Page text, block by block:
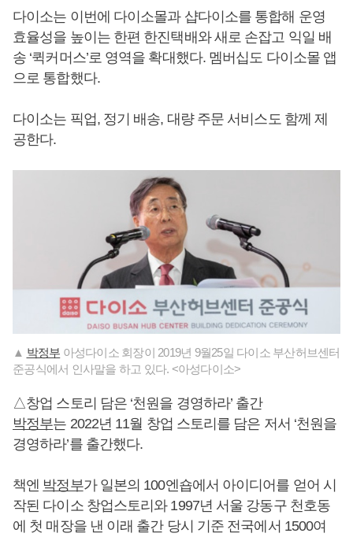
다이소는 이번에 다이소몰과 샵다이소를 통합해 운영
효율성을 높이는 한편 한진택배와 새로 손잡고 익일 배
송 ‘퀵커머스’로 영역을 확대했다. 멤버십도 다이소몰 앱
으로 통합했다.
다이소는 픽업, 정기 배송, 대량 주문 서비스도 함께 제
공한다.
▲ 박정부 아성다이소 회장이 2019년 9월25일 다이소 부산허브센터
준공식에서 인사말을 하고 있다. <아성다이소>
△창업 스토리 담은 ‘천원을 경영하라’ 출간
박정부는 2022년 11월 창업 스토리를 담은 저서 ‘천원을
경영하라’를 출간했다.
책엔 박정부가 일본의 100엔숍에서 아이디어를 얻어 시
작된 다이소 창업스토리와 1997년 서울 강동구 천호동
에 첫 매장을 낸 이래 출간 당시 기준 전국에서 1500여